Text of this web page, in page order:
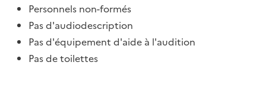
Personnels non-formés
Pas d'audiodescription
Pas d'équipement d'aide à l'audition
Pas de toilettes